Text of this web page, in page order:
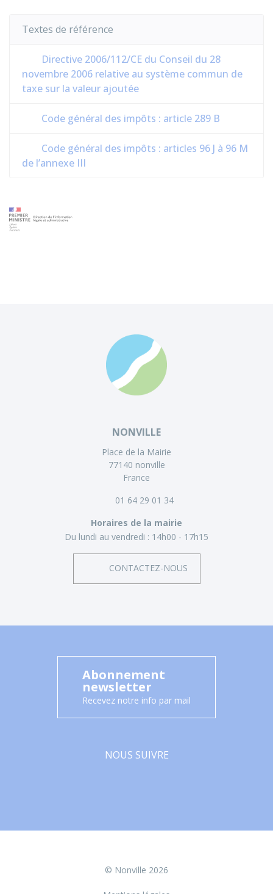
Textes de référence
Directive 2006/112/CE du Conseil du 28
novembre 2006 relative au système commun de
taxe sur la valeur ajoutée
Code général des impôts : article 289 B
Code général des impôts : articles 96 J à 96 M
de l’annexe III
NONVILLE
Place de la Mairie
77140 nonville
France
01 64 29 01 34
Horaires de la mairie
Du lundi au vendredi : 14h00 - 17h15
CONTACTEZ-NOUS
Abonnement
newsletter
Recevez notre info par mail
NOUS SUIVRE
© Nonville 2026